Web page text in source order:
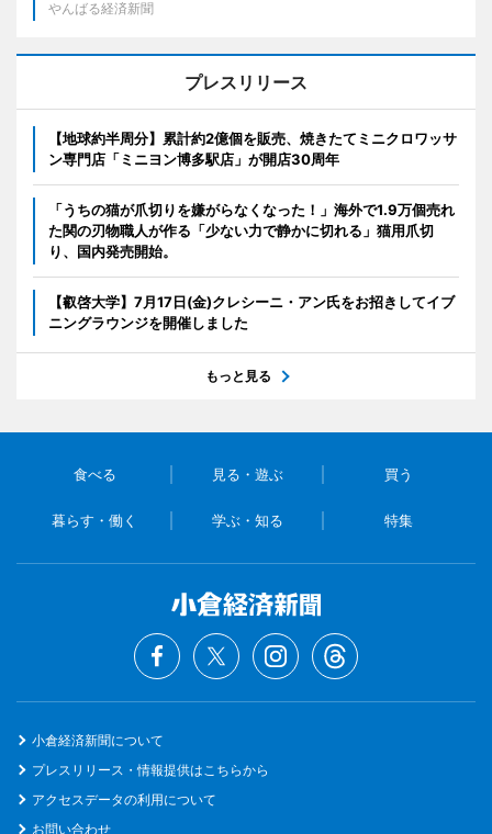
やんばる経済新聞
プレスリリース
【地球約半周分】累計約2億個を販売、焼きたてミニクロワッサ
ン専門店「ミニヨン博多駅店」が開店30周年
「うちの猫が爪切りを嫌がらなくなった！」海外で1.9万個売れ
た関の刃物職人が作る「少ない力で静かに切れる」猫用爪切
り、国内発売開始。
【叡啓大学】7月17日(金)クレシーニ・アン氏をお招きしてイブ
ニングラウンジを開催しました
もっと見る
食べる 見る・遊ぶ 買う
暮らす・働く 学ぶ・知る 特集
小倉経済新聞について
プレスリリース・情報提供はこちらから
アクセスデータの利用について
お問い合わせ